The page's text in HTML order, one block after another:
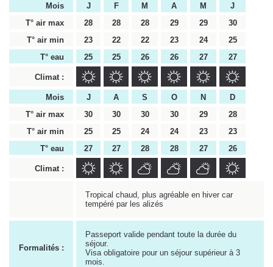
Mois J F M A M
J
T° air max
28 28 28 29 29
30
T° air min
23 22 22 23 24
25
T° eau
25 25 26 26 27 27
Climat :
Mois J A S O N
D
T° air max
30 30 30 30 29
28
T° air min
25 25 24 24 23
23
T° eau
27 27 28 28 27 26
Climat :
Tropical chaud, plus agréable en hiver car
tempéré par les alizés
Formalités :
Passeport valide pendant toute la durée du
séjour.
Visa obligatoire pour un séjour supérieur à 3
mois.